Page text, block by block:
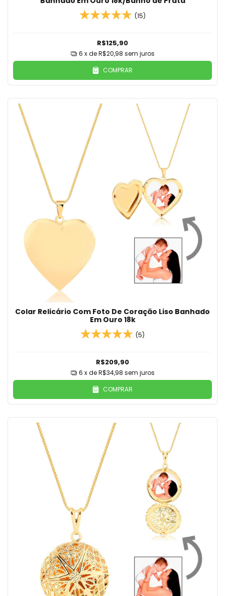
(15)
R$125,90
6 x deR$20,98 sem juros
COMPRAR
Colar Relicário Com Foto De Coração Liso Banhado
Em Ouro 18k
(5)
R$209,90
6 x deR$34,98 sem juros
COMPRAR